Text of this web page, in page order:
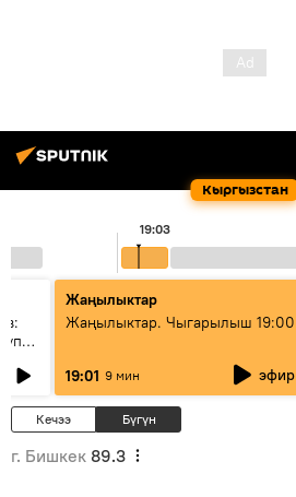
Кыргызстан
19:03
Жаңылыктар
Жаңылыктар. Чыгарылыш 19:00
19:01 9 мин эфир
Кечээ Бүгүн
г. Бишкек 89.3